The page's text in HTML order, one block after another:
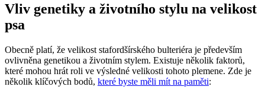
Vliv genetiky a životního stylu na velikost
psa
Obecně platí, že velikost stafordšírského bulteriéra je především
ovlivněna genetikou a životním stylem. Existuje několik faktorů,
které mohou hrát roli ve výsledné velikosti tohoto plemene. Zde je
několik klíčových bodů, které byste měli mít na paměti: